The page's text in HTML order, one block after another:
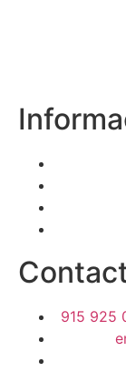
915 925